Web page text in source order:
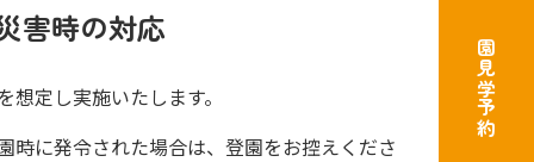
害時の対応
想定し実施いたします。
時に発令された場合は、登園をお控えくださ
園見学予約